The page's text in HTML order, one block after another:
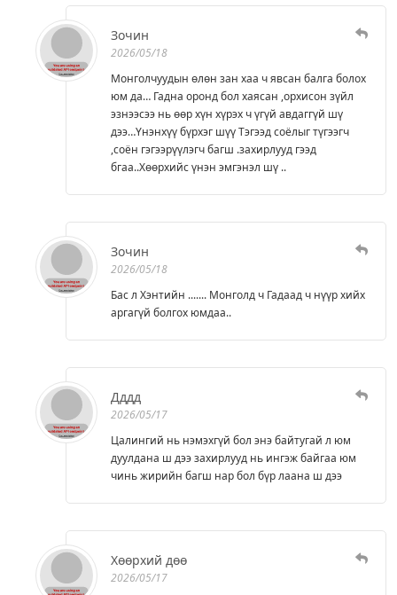
Зочин
2026/05/18
Монголчуудын өлөн зан хаа ч явсан балга болох
юм да… Гадна оронд бол хаясан ,орхисон зүйл
эзнээсээ нь өөр хүн хүрэх ч үгүй авдаггүй шү
дээ…Үнэнхүү бүрхэг шүү Тэгээд соёлыг түгээгч
,соён гэгээрүүлэгч багш .захирлууд гээд
бгаа..Хөөрхийс үнэн эмгэнэл шү ..
Зочин
2026/05/18
Бас л Хэнтийн ....... Монголд ч Гадаад ч нүүр хийх
аргагүй болгох юмдаа..
Дддд
2026/05/17
Цалингий нь нэмэхгүй бол энэ байтугай л юм
дуулдана ш дээ захирлууд нь ингэж байгаа юм
чинь жирийн багш нар бол бүр лаана ш дээ
Хөөрхий дөө
2026/05/17